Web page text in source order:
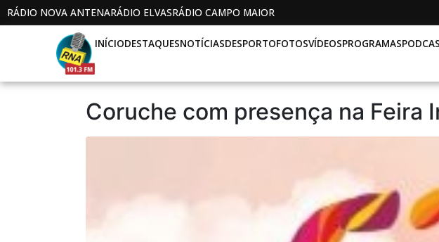
RÁDIO NOVA ANTENARÁDIO ELVASRÁDIO CAMPO MAIOR
INÍCIODESTAQUESNOTÍCIASDESPORTOFOTOSVÍDEOSPROGRAMAS
Coruche com presença na Feira